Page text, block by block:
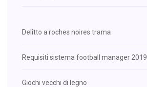
Delitto a roches noires trama
Requisiti sistema football manager 2019
Giochi vecchi di legno